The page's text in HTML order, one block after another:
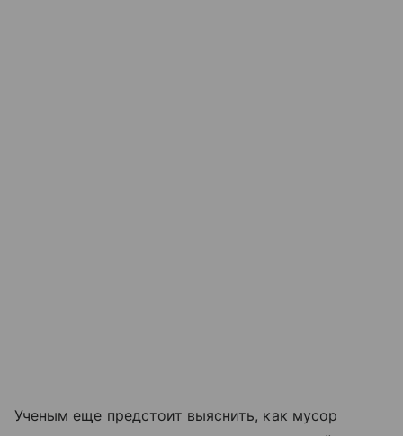
Ученым еще предстоит выяснить, как мусор